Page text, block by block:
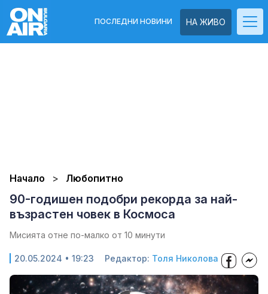
НА ЖИВО
ПОСЛЕДНИ НОВИНИ
Начало Любопитно
90-годишен подобри рекорда за най-
възрастен човек в Космоса
Мисията отне по-малко от 10 минути
20.05.2024 • 19:23 Редактор: Толя Николова